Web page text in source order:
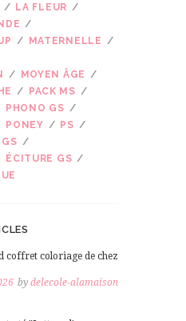
LA FLEUR
MATERNELLE
MOYEN ÂGE
PACK MS
PHONO GS
PONEY
PS
ÉCITURE GS
coffret coloriage de chez
bydelecole-alamaison